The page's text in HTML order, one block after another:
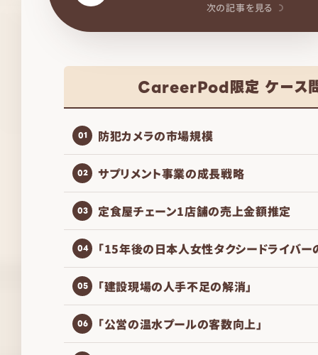
次の記事を見る
CareerPod限定 ケース
01 防犯カメラの市場規模
02 サプリメント事業の成長戦略
03 定食屋チェーン1店舗の売上金額推定
04 「15年後の日本人女性タクシードライバー
05 「建設現場の人手不足の解消」
06 「公営の温水プールの客数向上」